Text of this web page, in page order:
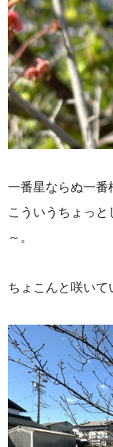
一番星ならぬ一番
こういうちょっ
～。
ちょこんと咲いて